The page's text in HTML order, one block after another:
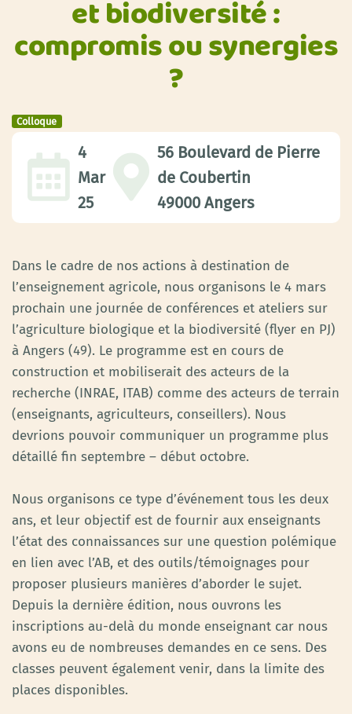
et biodiversité :
compromis ou synergies
?
Colloque
4
Mar
25
56 Boulevard de Pierre
de Coubertin
49000 Angers
Dans le cadre de nos actions à destination de
l’enseignement agricole, nous organisons le 4 mars
prochain une journée de conférences et ateliers sur
l’agriculture biologique et la biodiversité (flyer en PJ)
à Angers (49). Le programme est en cours de
construction et mobiliserait des acteurs de la
recherche (INRAE, ITAB) comme des acteurs de terrain
(enseignants, agriculteurs, conseillers). Nous
devrions pouvoir communiquer un programme plus
détaillé fin septembre – début octobre.
Nous organisons ce type d’événement tous les deux
ans, et leur objectif est de fournir aux enseignants
l’état des connaissances sur une question polémique
en lien avec l’AB, et des outils/témoignages pour
proposer plusieurs manières d’aborder le sujet.
Depuis la dernière édition, nous ouvrons les
inscriptions au-delà du monde enseignant car nous
avons eu de nombreuses demandes en ce sens. Des
classes peuvent également venir, dans la limite des
places disponibles.